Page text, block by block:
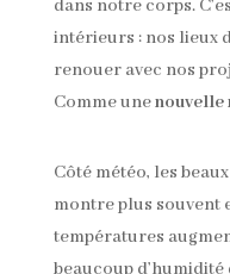
dans notre corps.
intérieurs : nos lieux
renouer avec nos
Comme unenouvelle
Côté météo, les
montre plus souvent
températures